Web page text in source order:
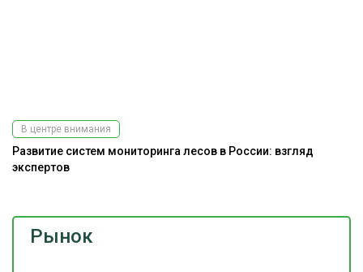
Рынок
В центре внимания
Развитие систем мониторинга лесов в России: взгляд
экспертов